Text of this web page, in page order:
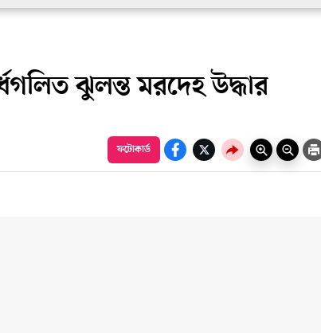
ঝুলন্ত মরদেহ উদ্ধার
ফটোকার্ড